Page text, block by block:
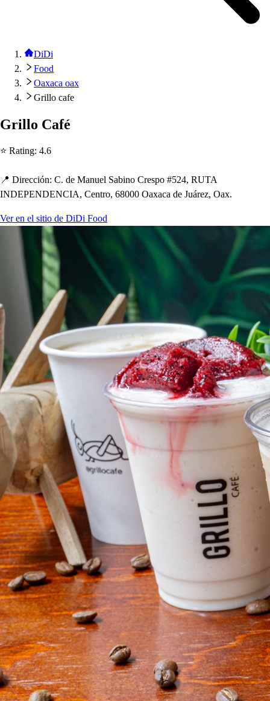
DiDi
Food
Oaxaca oax
Grillo cafe
Grillo Café
⭐ Rating: 4.6
📍 Dirección: C. de Manuel Sabino Crespo #524, RUTA
INDEPENDENCIA, Centro, 68000 Oaxaca de Juárez, Oax.
Ver en el sitio de DiDi Food